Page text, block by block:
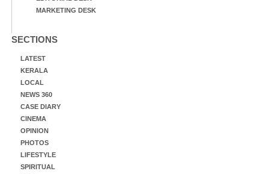
MARKETING DESK
SECTIONS
LATEST
KERALA
LOCAL
NEWS 360
CASE DIARY
CINEMA
OPINION
PHOTOS
LIFESTYLE
SPIRITUAL